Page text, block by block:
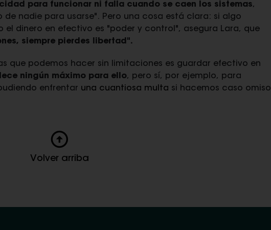
para funcionar ni falla cuando se caen los sistemas,
de nadie para usarse". Pero una cosa está clara: si algo
el dinero en efectivo es "poder y control", asegura Lara, que
siempre pierdes libertad".
que podemos hacer sin limitaciones es guardar efectivo en
ningún máximo para ello, pero sí, por ejemplo, para
enfrentar una cuantiosa multa si hacemos caso omiso
Volver arriba